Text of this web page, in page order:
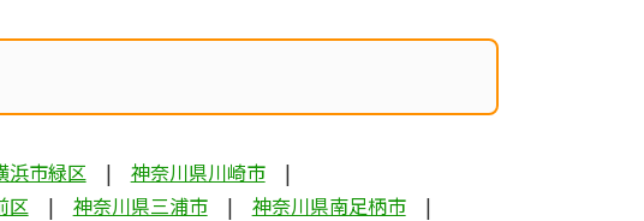
浜市緑区
神奈川県川崎市
区 神奈川県三浦市
神奈川県南足柄市